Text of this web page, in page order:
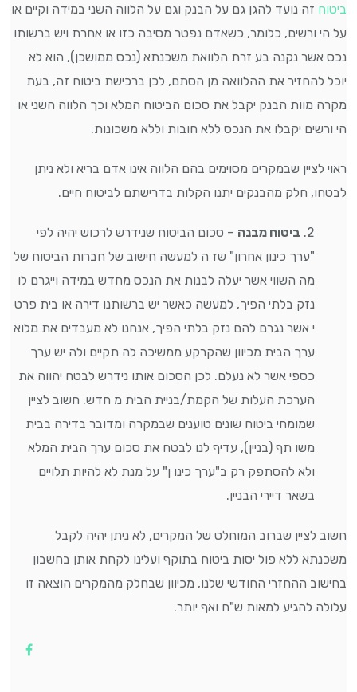
ביטוח זה נועד להגן גם על הבנק וגם על הלווה השני במידה וקיים או
על הי ורשים, כלומר, כשאדם נפטר מסיבה כזו או אחרת ויש ברשותו
נכס אשר נקנה בע זרת הלוואת משכנתא (נכס ממושכן), הוא לא
יוכל להחזיר את ההלוואה מן הסתם, לכן ברכישת ביטוח זה, בעת
מקרה מוות הבנק יקבל את סכום הביטוח המלא וכך הלווה השני או
הי ורשים יקבלו את הנכס ללא חובות וללא משכונות.
ראוי לציין שבמקרים מסוימים בהם הלווה אינו אדם בריא ולא ניתן
לבטחו, חלק מהבנקים יתנו הקלות בדרישתם לביטוח חיים.
2. ביטוח מבנה – סכום הביטוח שנידרש לרכוש יהיה לפי
"ערך כינון אחרון" שז ה למעשה חישוב של חברות הביטוח של
מה השווי אשר יעלה לבנות את הנכס מחדש במידה וייגרם לו
נזק בלתי הפיך, למעשה כאשר יש ברשותנו דירה או בית פרט
י אשר נגרם להם נזק בלתי הפיך, אנחנו לא מעבדים את מלוא
ערך הבית מכיוון שהקרקע ממשיכה לה תקיים ולה יש ערך
כספי אשר לא נעלם. לכן הסכום אותו נידרש לבטח יהווה את
הערכת העלות של הקמת/בניית הבית מ חדש. חשוב לציין
שמומחי ביטוח שונים טוענים שבמקרה ומדובר בדירה בבית
משו תף (בניין), עדיף לנו לבטח את סכום ערך הבית המלא
ולא להסתפק רק ב"ערך כינו ן" על מנת לא להיות תלויים
בשאר דיירי הבניין.
חשוב לציין שברוב המוחלט של המקרים, לא ניתן יהיה לקבל
משכנתא ללא פול יסות ביטוח בתוקף ועלינו לקחת אותן בחשבון
בחישוב ההחזרי החודשי שלנו, מכיוון שבחלק מהמקרים הוצאה זו
עלולה להגיע למאות ש"ח ואף יותר.